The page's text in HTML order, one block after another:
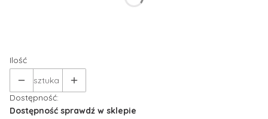
Ilość
sztuka
Dostępność:
Dostępność sprawdź w sklepie